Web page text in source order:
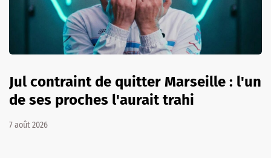
Jul contraint de quitter Marseille : l'un
de ses proches l'aurait trahi
7 août 2026